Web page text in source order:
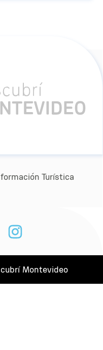
Turística
Montevideo